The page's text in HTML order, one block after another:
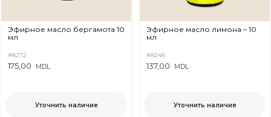
Эфирное масло бергамота 10
мл
#8272
175,00 MDL
Уточнить наличие
Эфирное масло лимона – 10
мл
#8248
137,00 MDL
Уточнить наличие